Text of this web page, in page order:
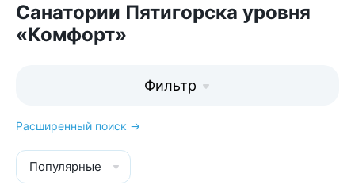
Санатории Пятигорска уровня
«Комфорт»
Фильтр
Расширенный поиск →
Популярные